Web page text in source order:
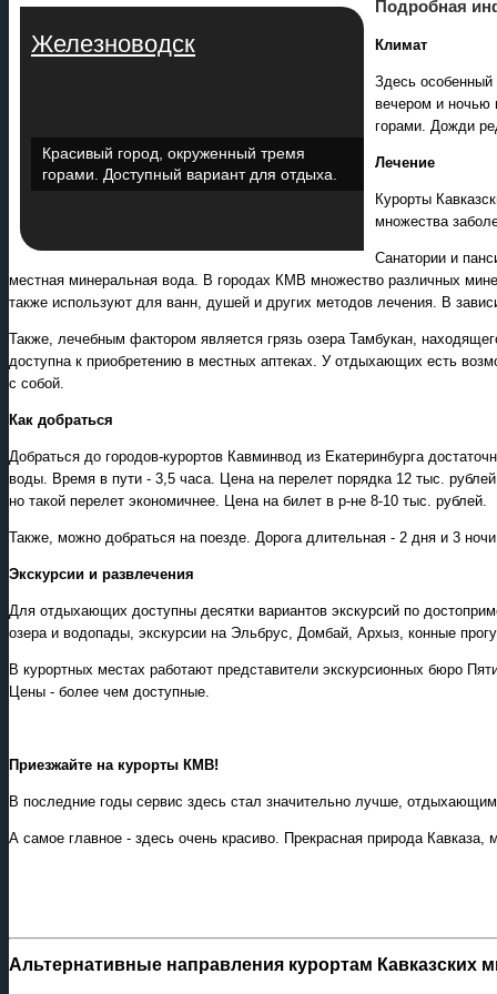
Экскурсионные программы
Россиия - все экскурсии в
Железноводск
Красивый город, окруженный тремя
горами. Доступный вариант для отдыха.
Подробная
Климат
Здесь особенный
вечером и ночью
горами. Дожди
Лечение
Курорты
множества
Санатории и
местная минеральная вода. В городах КМВ множество различных
также используют для ванн, душей и других методов лечения. В
Также, лечебным фактором является грязь озера Тамбукан,
доступна к приобретению в местных аптеках. У отдыхающих есть
с собой.
Как добраться
Добраться до городов-курортов Кавминвод из Екатеринбурга
воды. Время в пути - 3,5 часа. Цена на перелет порядка 12 тыс.
но такой перелет экономичнее. Цена на билет в р-не 8-10 тыс. рублей.
Также, можно добраться на поезде. Дорога длительная - 2 дня и 3
Экскурсии и развлечения
Для отдыхающих доступны десятки вариантов экскурсий по
озера и водопады, экскурсии на Эльбрус, Домбай, Архыз, конные
В курортных местах работают представители экскурсионных бюро
Цены - более чем доступные.
Приезжайте на курорты КМВ!
В последние годы сервис здесь стал значительно лучше,
А самое главное - здесь очень красиво. Прекрасная природа
Альтернативные направления курортам Кавказских